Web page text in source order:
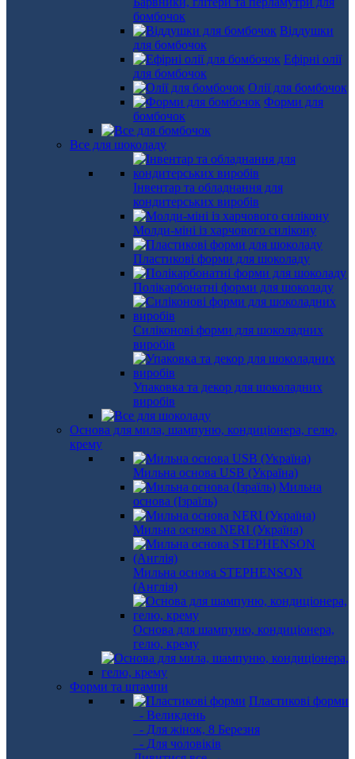
бомбочок
Віддушки
для бомбочок
Ефірні олії
для бомбочок
Олії для бомбочок
Форми для
бомбочок
Все для шоколаду
Інвентар та обладнання для
кондитерських виробів
Молди-міні із харчового силікону
Пластикові форми для шоколаду
Полікарбонатні форми для шоколаду
Силіконові форми для шоколадних
виробів
Упаковка та декор для шоколадних
виробів
Основа для мила, шампуню, кондиціонера, гелю,
крему
Мильна основа USB (Україна)
Мильна
основа (Ізраїль)
Мильна основа NERI (Україна)
Мильна основа STEPHENSON
(Англія)
Основа для шампуню, кондиціонера,
гелю, крему
Форми та штампи
Пластикові форми
- Великдень
- Для жінок, 8 Березня
- Для чоловіків